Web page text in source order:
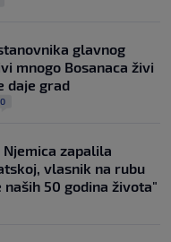
glavnog
mnogo Bosanaca živi
daje grad
0
zapalila
vlasnik na rubu
naših 50 godina života"